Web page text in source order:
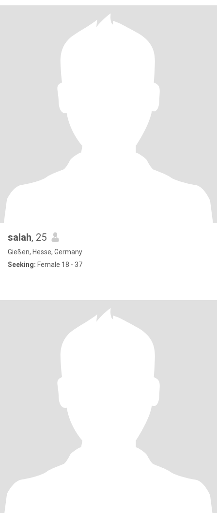
salah, 25
Gießen, Hesse, Germany
Seeking: Female 18 - 37